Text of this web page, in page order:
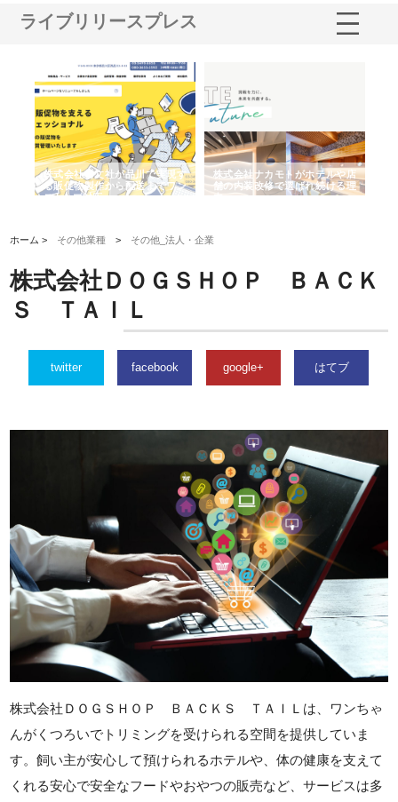
ライブリリースプレス
株式会社耕文社が品川で実現す
る販促物製作から配送までワン
ストップ対応
株式会社ナカモトがホテルや店
舗の内装改修で選ばれ続ける理
由
ホーム > その他業種 > その他_法人・企業
株式会社ＤＯＧＳＨＯＰ ＢＡＣＫ
Ｓ ＴＡＩＬ
twitter facebook google+ はてブ
株式会社ＤＯＧＳＨＯＰ ＢＡＣＫＳ ＴＡＩＬは、ワンちゃ
んがくつろいでトリミングを受けられる空間を提供していま
す。飼い主が安心して預けられるホテルや、体の健康を支えて
くれる安心で安全なフードやおやつの販売など、サービスは多